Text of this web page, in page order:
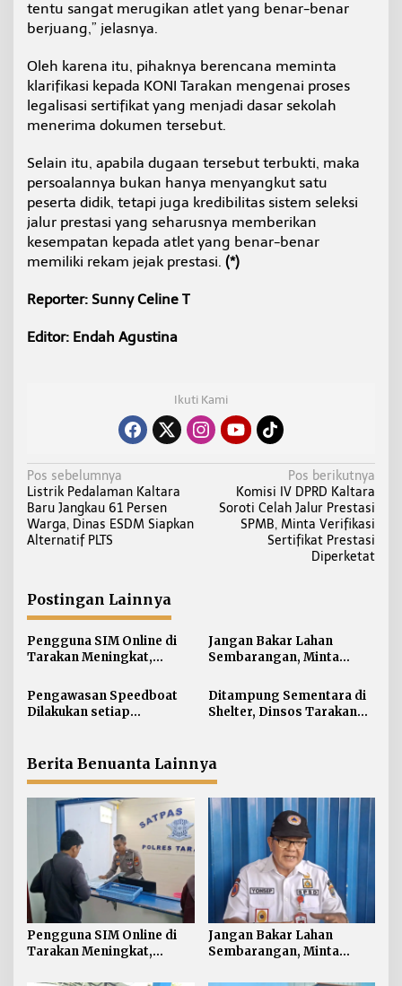
tentu sangat merugikan atlet yang benar-benar
berjuang,” jelasnya.
Oleh karena itu, pihaknya berencana meminta
klarifikasi kepada KONI Tarakan mengenai proses
legalisasi sertifikat yang menjadi dasar sekolah
menerima dokumen tersebut.
Selain itu, apabila dugaan tersebut terbukti, maka
persoalannya bukan hanya menyangkut satu
peserta didik, tetapi juga kredibilitas sistem seleksi
jalur prestasi yang seharusnya memberikan
kesempatan kepada atlet yang benar-benar
memiliki rekam jejak prestasi. (*)
Reporter: Sunny Celine T
Editor: Endah Agustina
Ikuti Kami
N
a
v
i
s
i
p
s
Pos sebelumnya
Listrik Pedalaman Kaltara
Baru Jangkau 61 Persen
Warga, Dinas ESDM Siapkan
Alternatif PLTS
Pos berikutnya
Komisi IV DPRD Kaltara
Soroti Celah Jalur Prestasi
SPMB, Minta Verifikasi
Sertifikat Prestasi
Diperketat
Postingan Lainnya
Pengguna SIM Online di
Tarakan Meningkat,
Paling Banyak
Jangan Bakar Lahan
Sembarangan, Minta
Pengawasan Speedboat
Dilakukan setiap
Ditampung Sementara di
Shelter, Dinsos Tarakan
Berita Benuanta Lainnya
Pengguna SIM Online di
Tarakan Meningkat,
Jangan Bakar Lahan
Sembarangan, Minta